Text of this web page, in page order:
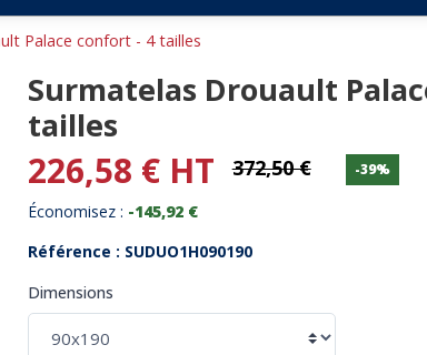
Palace confort - 4 tailles
Surmatelas Drouault
tailles
226,58 € HT 372,50 € -39%
Économisez : -145,92 €
Référence : SUDUO1H090190
Dimensions